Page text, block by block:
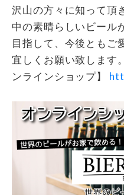
沢山の方々に知って頂
中の素晴らしいビール
目指して、今後ともご
宜しくお願い致しま
ンラインショップ】